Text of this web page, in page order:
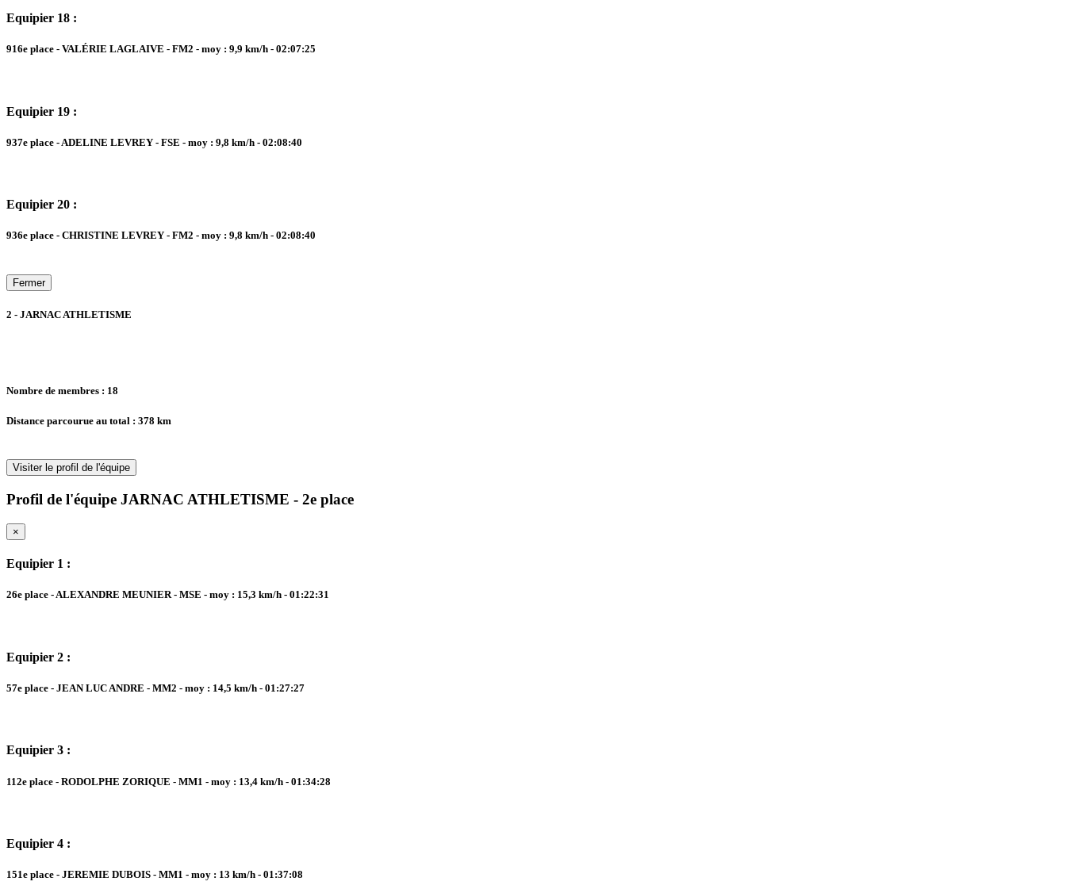
Equipier 18 :
916e place - VALÉRIE LAGLAIVE - FM2 - moy : 9,9 km/h - 02:07:25
Equipier 19 :
937e place - ADELINE LEVREY - FSE - moy : 9,8 km/h - 02:08:40
Equipier 20 :
936e place - CHRISTINE LEVREY - FM2 - moy : 9,8 km/h - 02:08:40
Fermer
2 - JARNAC ATHLETISME
Nombre de membres : 18
Distance parcourue au total : 378 km
Visiter le profil de l'équipe
Profil de l'équipe JARNAC ATHLETISME - 2e place
×
Equipier 1 :
26e place - ALEXANDRE MEUNIER - MSE - moy : 15,3 km/h - 01:22:31
Equipier 2 :
57e place - JEAN LUC ANDRE - MM2 - moy : 14,5 km/h - 01:27:27
Equipier 3 :
112e place - RODOLPHE ZORIQUE - MM1 - moy : 13,4 km/h - 01:34:28
Equipier 4 :
151e place - JEREMIE DUBOIS - MM1 - moy : 13 km/h - 01:37:08